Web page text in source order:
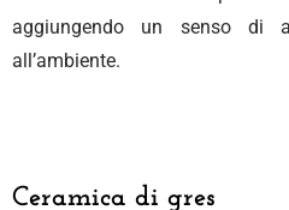
aggiungendo un senso di
all’ambiente.
Ceramica di gres